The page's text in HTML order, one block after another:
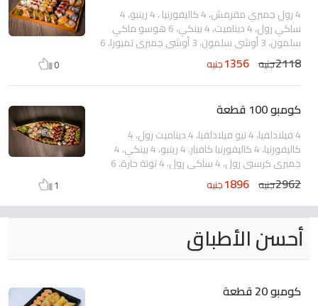
4 رول جمبري مقرمش، 4 كاليفورنيا ، 4 رينبو، 4
ساكي رول، 4 ديناميت، 4 بينكي، 6 هوسو ماكي
سلمون، 3 أوشي سلمون، 3 أوشي جمبري تمبورا، 6
نيجيري ساكي سلمون، 2 نيجيري كاني كابوريا، 2
2118جنيه 1356جنيه 0
كومبو 100 قطعة
4 فيلادلفيا، 4 نيو فيلادلفيا، 4 ديناميت رول، 4
كاليفورنيا، 4 كاليفورنيا كافيار، 4 رينبو، 4 بينكي، 4
جمبري كرسبي رول، 4 ساكي رول، 4 تونة حارة، 6
مونو، 5 سبايدر، 4 كرانشي، 4 فيلادلفيا فولكانو، 4
هوت سلمون، 4 هوت كابوريا، 4 هوت جمبري
ميجاورو
2962جنيه 1896جنيه 1
أحسن الأطباق
كومبو 20 قطعة